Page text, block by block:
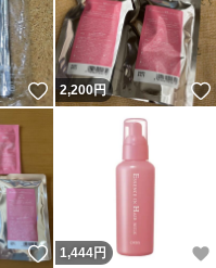
いいね！
2,200円
いいね！
1,444円